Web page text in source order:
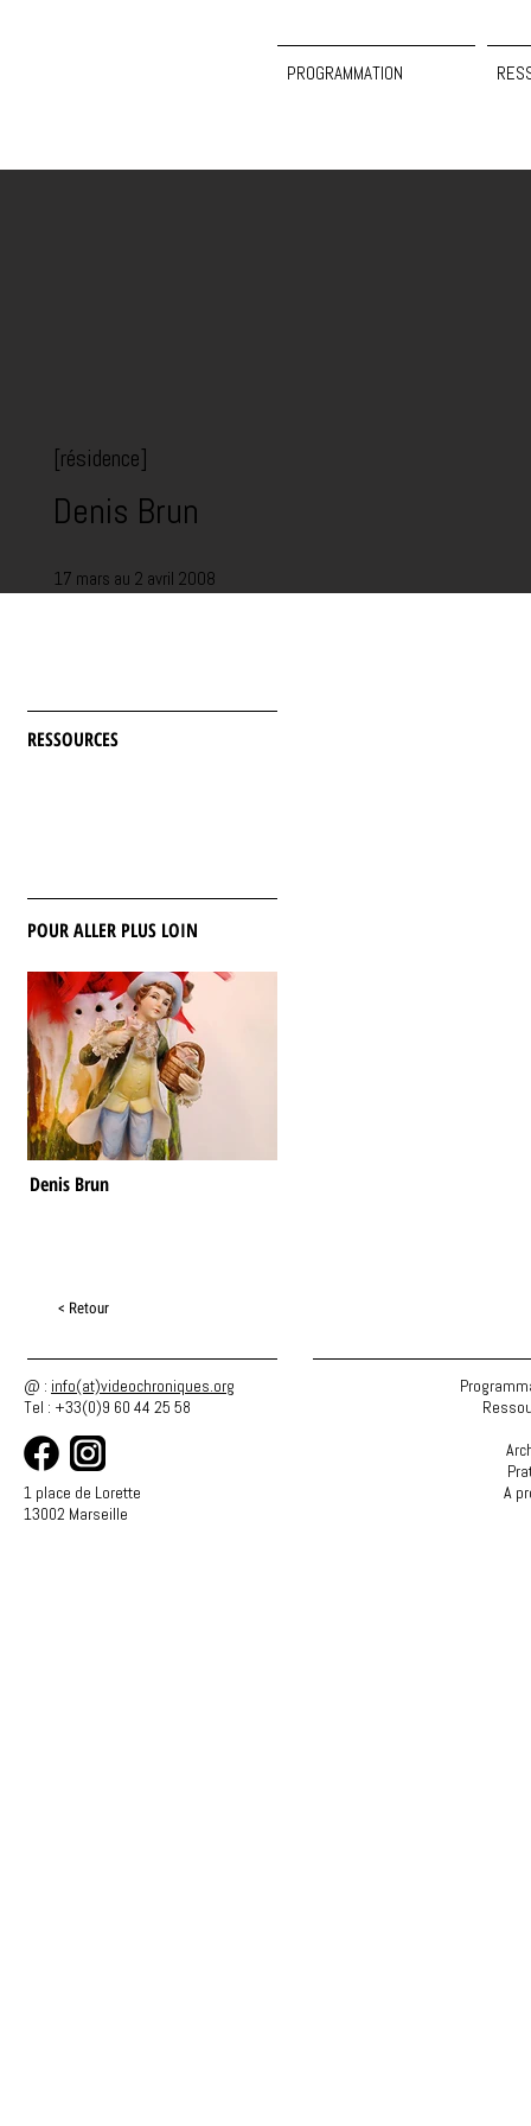
PROGRAMMATION
[résidence]
Denis Brun
17 mars au 2 avril 2008
RESSOURCES
POUR ALLER PLUS LOIN
Denis Brun
< Retour
@ : info(at)videochroniques.org
Tel : +33(0)9 60 44 25 58
1 place de Lorette
13002 Marseille
A